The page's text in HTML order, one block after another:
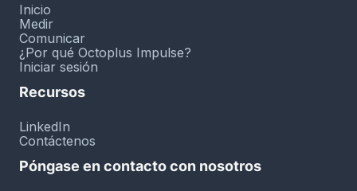
Inicio
Medir
Comunicar
¿Por qué Octoplus Impulse?
Iniciar sesión
Recursos
LinkedIn
Contáctenos
Póngase en contacto con nosotros